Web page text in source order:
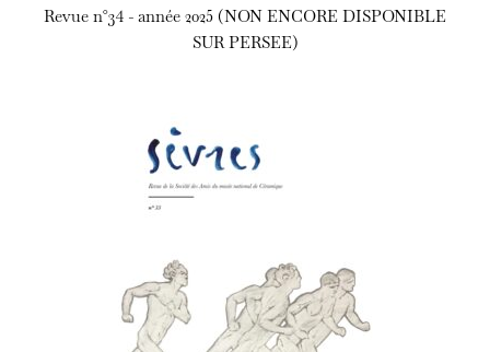
Revue n°34 - année 2025 (NON ENCORE DISPONIBLE
SUR PERSEE)